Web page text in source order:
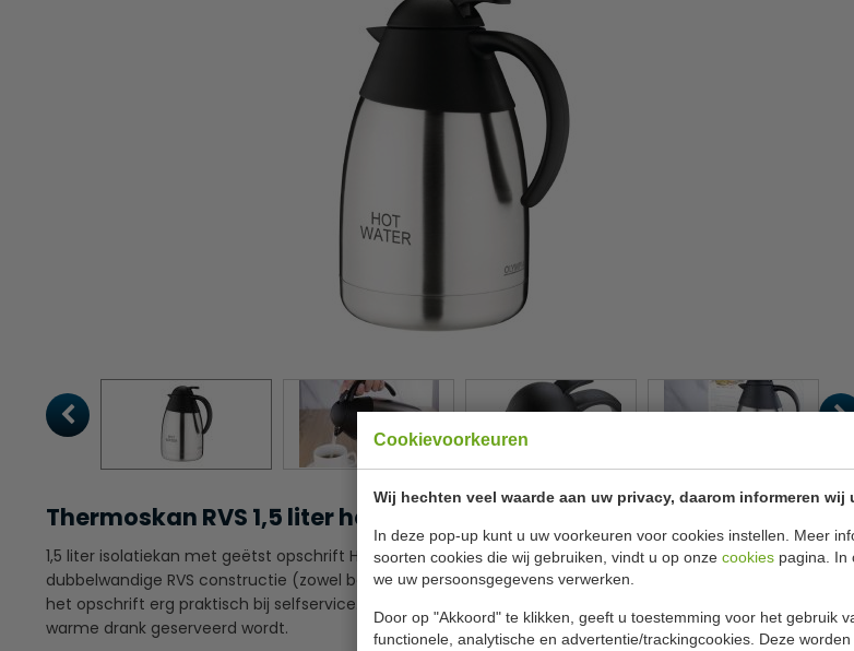
Cookievoorkeuren
Wij hechten veel waarde aan uw privacy, daarom informeren
In deze pop-up kunt u uw voorkeuren voor cookies instellen. Meer
soorten cookies die wij gebruiken, vindt u op onze cookies pagina. In
we uw persoonsgegevens verwerken.
Door op "Akkoord" te klikken, geeft u toestemming voor het gebruik
functionele, analytische en advertentie/trackingcookies. Deze
Thermoskan RVS 1,5 liter heet water
1,5 liter isolatiekan met geëtst opschrift HOT WATER houdt uw warme drank perfect op temperatuur. De
dubbelwandige RVS constructie (zowel bodem als zijkanten) biedt uitstekende isolatie en de kan is door
het opschrift erg praktisch bij selfservice. Ideaal voor allerhande bijeenkomsten en evenementen waar
warme drank geserveerd wordt.